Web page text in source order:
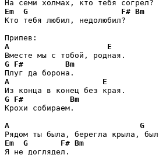
Em
G F# Bm
Кто тебя любил, недолюбил?
A
E
G F#
Bm
A
E
G F#
Bm
Крохи собираем.
A
G
Em
G F# Bm